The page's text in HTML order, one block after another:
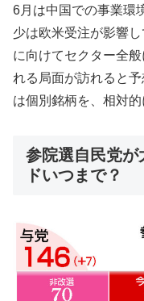
6月は中国での事業環
少は欧米受注が影響
に向けてセクター全
れる局面が訪れると
は個別銘柄を、相対
参院選自民党が
ドいつまで？